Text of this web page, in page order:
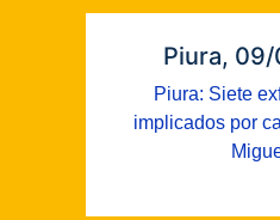
Piura,
Piura: Siete
implicados por